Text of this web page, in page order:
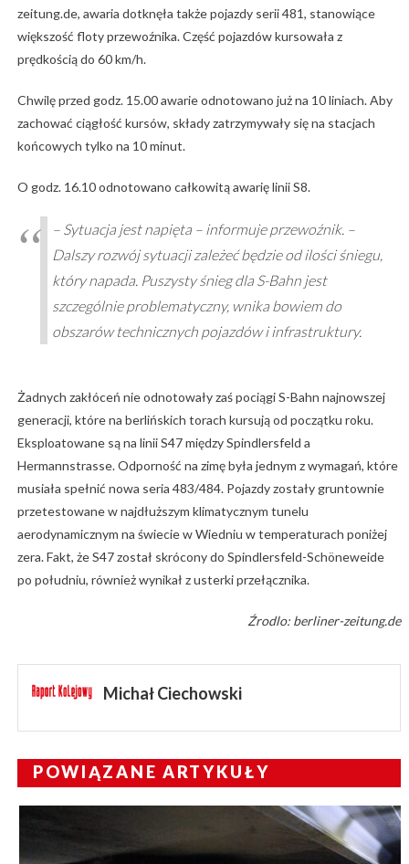
zeitung.de, awaria dotknęła także pojazdy serii 481, stanowiące
większość floty przewoźnika. Część pojazdów kursowała z
prędkością do 60 km/h.
Chwilę przed godz. 15.00 awarie odnotowano już na 10 liniach. Aby
zachować ciągłość kursów, składy zatrzymywały się na stacjach
końcowych tylko na 10 minut.
O godz. 16.10 odnotowano całkowitą awarię linii S8.
– Sytuacja jest napięta – informuje przewoźnik. –
Dalszy rozwój sytuacji zależeć będzie od ilości śniegu,
który napada. Puszysty śnieg dla S-Bahn jest
szczególnie problematyczny, wnika bowiem do
obszarów technicznych pojazdów i infrastruktury.
Żadnych zakłóceń nie odnotowały zaś pociągi S-Bahn najnowszej
generacji, które na berlińskich torach kursują od początku roku.
Eksploatowane są na linii S47 między Spindlersfeld a
Hermannstrasse. Odporność na zimę była jednym z wymagań, które
musiała spełnić nowa seria 483/484. Pojazdy zostały gruntownie
przetestowane w najdłuższym klimatycznym tunelu
aerodynamicznym na świecie w Wiedniu w temperaturach poniżej
zera. Fakt, że S47 został skrócony do Spindlersfeld-Schöneweide
po południu, również wynikał z usterki przełącznika.
Źrodlo: berliner-zeitung.de
Michał Ciechowski
POWIĄZANE ARTYKUŁY